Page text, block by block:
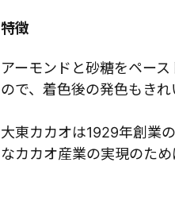
特徴
アーモンドと砂糖をペー
ので、着色後の発色もきれ
大東カカオは1929年創業
なカカオ産業の実現のため